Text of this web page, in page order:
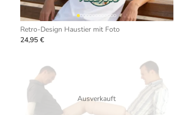
Retro-Design Haustier mit Foto
24,95 €
Ausverkauft